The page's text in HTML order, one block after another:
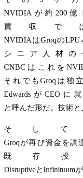
NVIDIAが約200
買収で
NVIDIAはGroqの
シニア人材の
CNBCはこれを
それでもGroqは独
EdwardsがCEOに
と呼んだ形だ。技術
そして
Groqが再び資金を調
既存
DisruptiveとInfinituum